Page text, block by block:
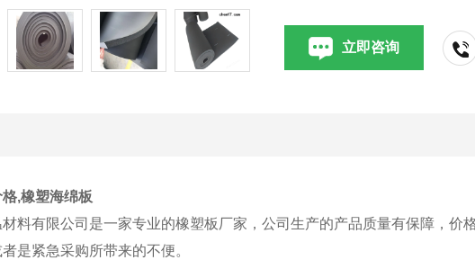
立即咨询
,橡塑海绵板
料有限公司是一家专业的橡塑板厂家，公司生产的产品质量有保障，价
是紧急采购所带来的不便。